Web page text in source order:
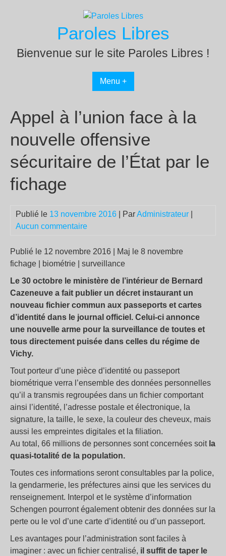
Paroles Libres
Bienvenue sur le site Paroles Libres !
Menu +
Appel à l’union face à la
nouvelle offensive
sécuritaire de l’État par le
fichage
Publié le 13 novembre 2016 | ParAdministrateur
Aucun commentaire
Publié le 12 novembre 2016 | Maj le 8 novembre
fichage | biométrie | surveillance
Le 30 octobre le ministère de l’intérieur de Bernard
Cazeneuve a fait publier un décret instaurant un
nouveau fichier commun aux passeports et cartes
d’identité dans le journal officiel. Celui-ci annonce
une nouvelle arme pour la surveillance de toutes et
tous directement puisée dans celles du régime de
Vichy.
Tout porteur d’une pièce d’identité ou passeport
biométrique verra l’ensemble des données personnelles
qu’il a transmis regroupées dans un fichier comportant
ainsi l’identité, l’adresse postale et électronique, la
signature, la taille, le sexe, la couleur des cheveux, mais
aussi les empreintes digitales et la filiation.
Au total, 66 millions de personnes sont concernées soitla
quasi-totalité de la population.
Toutes ces informations seront consultables par la police,
la gendarmerie, les préfectures ainsi que les services du
renseignement. Interpol et le système d’information
Schengen pourront également obtenir des données sur la
perte ou le vol d’une carte d’identité ou d’un passeport.
Les avantages pour l’administration sont faciles à
imaginer : avec un fichier centralisé, il suffit de taper le